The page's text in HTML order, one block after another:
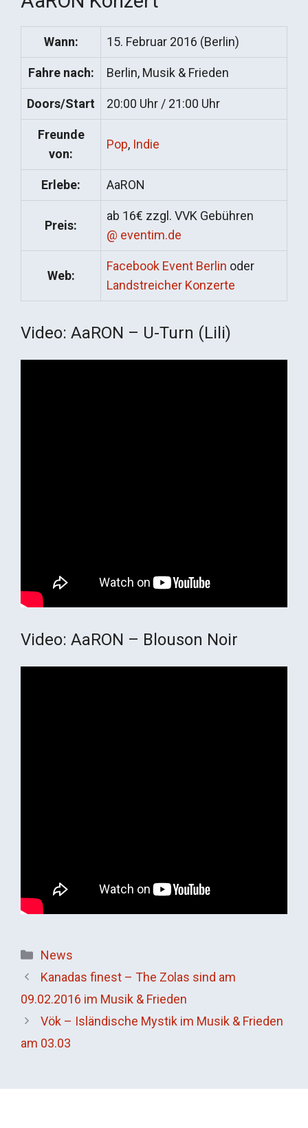
Wann: 15. Februar 2016 (Berlin)
Fahre nach: Berlin, Musik & Frieden
Doors/Start 20:00 Uhr / 21:00 Uhr
Freunde
von:
Pop, Indie
Erlebe: AaRON
Preis:
ab 16€ zzgl. VVK Gebühren
@ eventim.de
Web:
Facebook Event Berlin oder
Landstreicher Konzerte
Video: AaRON – U-Turn (Lili)
Video: AaRON – Blouson Noir
Kategorien
News
Kanadas finest – The Zolas sind am
09.02.2016 im Musik & Frieden
Vök – Isländische Mystik im Musik & Frieden
am 03.03